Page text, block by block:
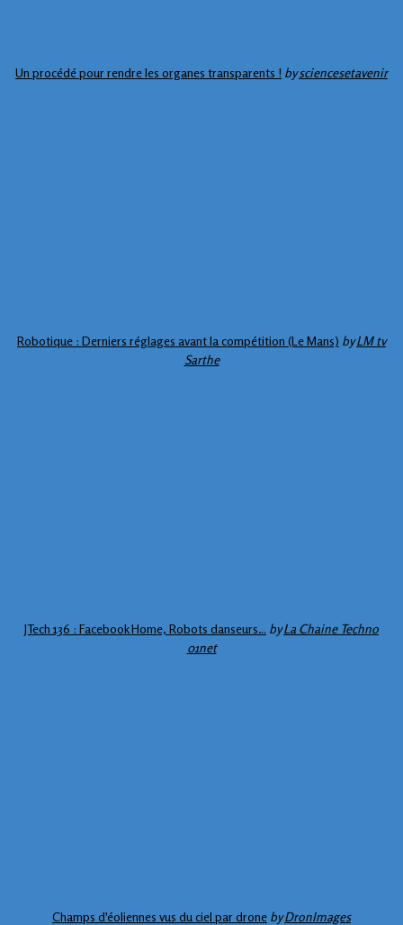
Un procédé pour rendre les organes transparents ! bysciencesetavenir
Robotique : Derniers réglages avant la compétition (Le Mans) byLM tv
Sarthe
JTech 136 : Facebook Home, Robots danseurs… byLa Chaine Techno
01net
Champs d'éoliennes vus du ciel par drone byDronImages